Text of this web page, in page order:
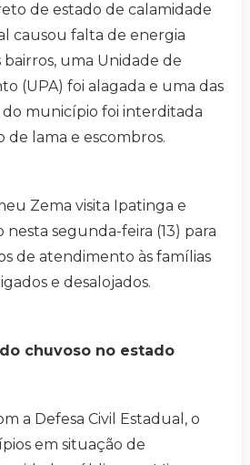
de estado de calamidade
causou falta de energia
uma Unidade de
(UPA) foi alagada e uma das
do município foi interditada
lama e escombros.
Zema visita Ipatinga e
nesta segunda-feira (13) para
de atendimento às famílias
e desalojados.
chuvoso no estado
a Defesa Civil Estadual, o
em situação de